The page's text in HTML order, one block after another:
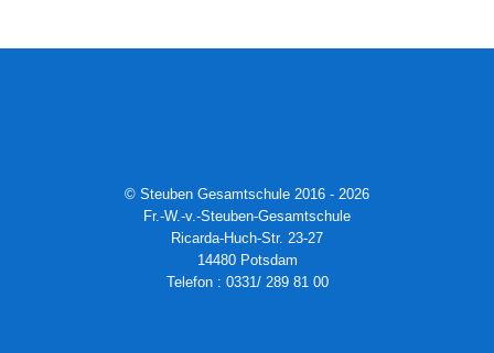
© Steuben Gesamtschule 2016 - 2026
Fr.-W.-v.-Steuben-Gesamtschule
Ricarda-Huch-Str. 23-27
14480 Potsdam
Telefon : 0331/ 289 81 00